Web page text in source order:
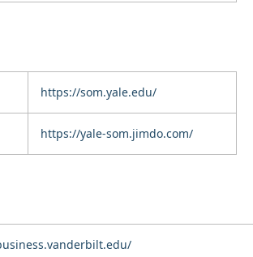
https://som.yale.edu/
https://yale-som.jimdo.com/